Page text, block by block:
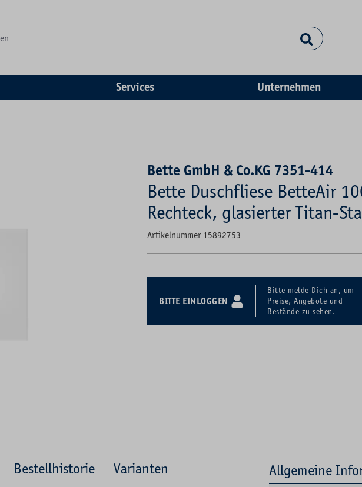
Services Unternehmen
Bette GmbH & Co.KG 7351-414
Bette Duschfliese BetteAir
Rechteck, glasierter Titan-
Artikelnummer 15892753
BITTE EINLOGGEN
Bitte melde Dich an, um
Preise, Angebote und
Bestände zu sehen.
Bestellhistorie
Varianten
Allgemeine